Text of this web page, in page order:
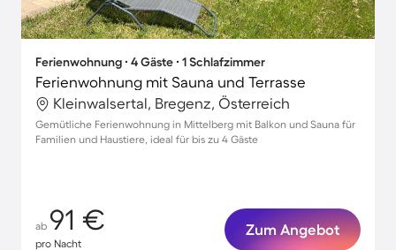
Ferienwohnung ∙ 4 Gäste ∙ 1 Schlafzimmer
Ferienwohnung mit Sauna und Terrasse
Kleinwalsertal, Bregenz, Österreich
Gemütliche Ferienwohnung in Mittelberg mit Balkon und Sauna für
Familien und Haustiere, ideal für bis zu 4 Gäste
ab 91 €
pro Nacht
Zum Angebot